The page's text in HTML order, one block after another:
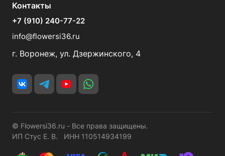
Контакты
+7 (910) 240-77-22
info@flowersi36.ru
г. Воронеж, ул. Дзержинского, 4
© Flowersi36.ru - Все права защищены.
ИП Стус Е. В. ИНН 110514934199